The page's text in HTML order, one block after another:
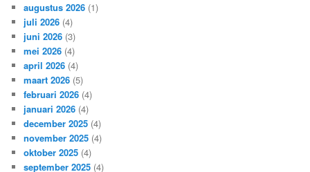
augustus 2026 (1)
juli 2026 (4)
juni 2026 (3)
mei 2026 (4)
april 2026 (4)
maart 2026 (5)
februari 2026 (4)
januari 2026 (4)
december 2025 (4)
november 2025 (4)
oktober 2025 (4)
september 2025 (4)